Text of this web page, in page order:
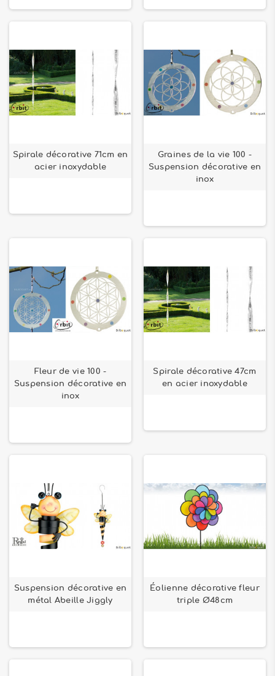
Spirale décorative 71cm en
acier inoxydable
Graines de la vie 100 -
Suspension décorative en
inox
Fleur de vie 100 -
Suspension décorative en
inox
Spirale décorative 47cm
en acier inoxydable
Suspension décorative en
métal Abeille Jiggly
Éolienne décorative fleur
triple Ø48cm